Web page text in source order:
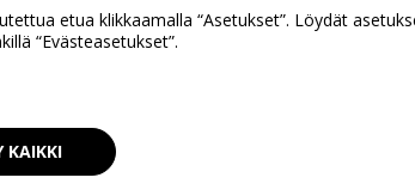
etua klikkaamalla “Asetukset”. Löydät
“Evästeasetukset”.
KAIKKI